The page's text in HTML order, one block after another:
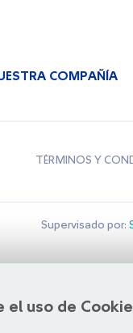
el uso de
COMPAÑÍA
TÉRMINOS Y
Supervisado por: